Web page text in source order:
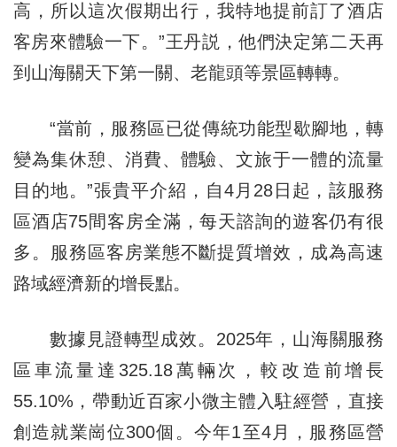
高，所以這次假期出行，我特地提前訂了酒店
客房來體驗一下。”王丹説，他們決定第二天再
到山海關天下第一關、老龍頭等景區轉轉。
“當前，服務區已從傳統功能型歇腳地，轉
變為集休憩、消費、體驗、文旅于一體的流量
目的地。”張貴平介紹，自4月28日起，該服務
區酒店75間客房全滿，每天諮詢的遊客仍有很
多。服務區客房業態不斷提質增效，成為高速
路域經濟新的增長點。
數據見證轉型成效。2025年，山海關服務
區車流量達325.18萬輛次，較改造前增長
55.10%，帶動近百家小微主體入駐經營，直接
創造就業崗位300個。今年1至4月，服務區營